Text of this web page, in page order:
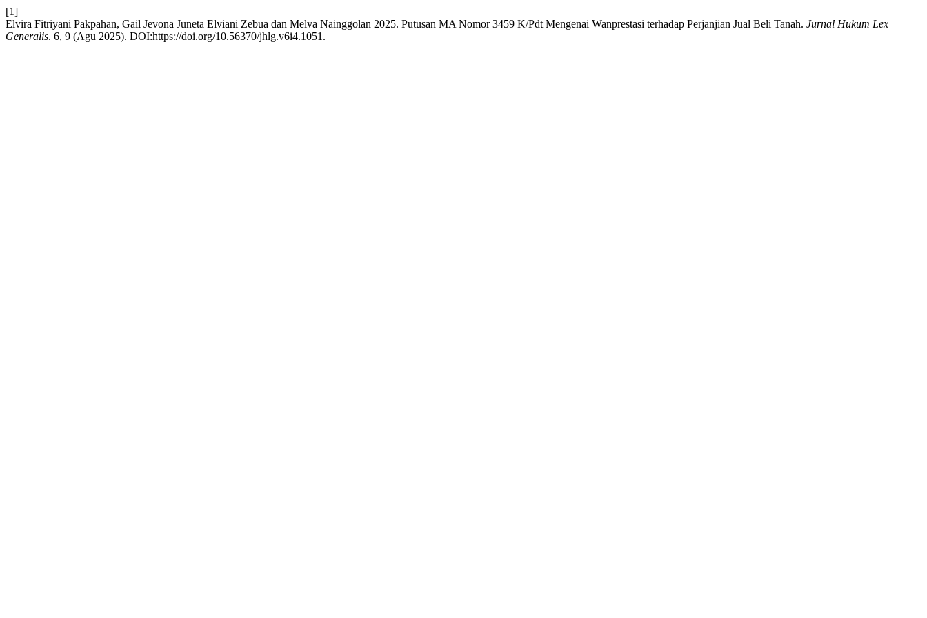
[1]
Elvira Fitriyani Pakpahan, Gail Jevona Juneta Elviani Zebua dan Melva Nainggolan 2025. Putusan MA Nomor 3459 K/Pdt Mengenai Wanprestasi terhadap Perjanjian Jual Beli Tanah. Jurnal Hukum Lex
Generalis. 6, 9 (Agu 2025). DOI:https://doi.org/10.56370/jhlg.v6i4.1051.